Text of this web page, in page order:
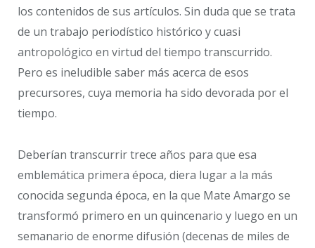
los contenidos de sus artículos. Sin duda que se trata
de un trabajo periodístico histórico y cuasi
antropológico en virtud del tiempo transcurrido.
Pero es ineludible saber más acerca de esos
precursores, cuya memoria ha sido devorada por el
tiempo.
Deberían transcurrir trece años para que esa
emblemática primera época, diera lugar a la más
conocida segunda época, en la que Mate Amargo se
transformó primero en un quincenario y luego en un
semanario de enorme difusión (decenas de miles de